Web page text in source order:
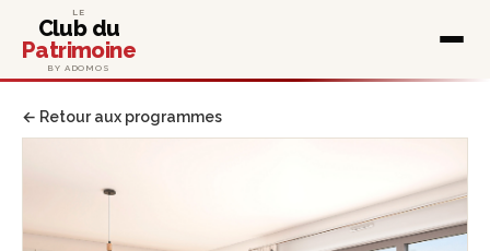
LE
Club du
Patrimoine
BY ADOMOS
← Retour aux programmes